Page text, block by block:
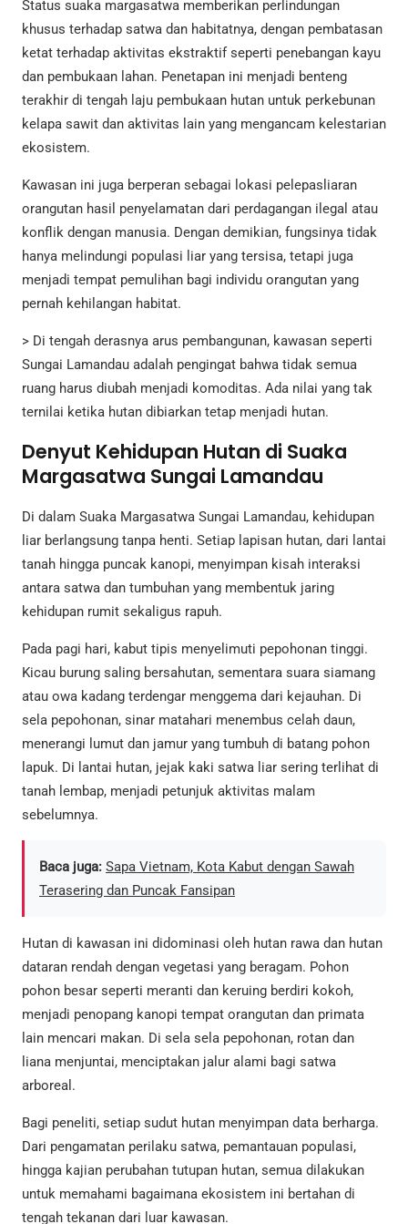
Status suaka margasatwa memberikan perlindungan
khusus terhadap satwa dan habitatnya, dengan pembatasan
ketat terhadap aktivitas ekstraktif seperti penebangan kayu
dan pembukaan lahan. Penetapan ini menjadi benteng
terakhir di tengah laju pembukaan hutan untuk perkebunan
kelapa sawit dan aktivitas lain yang mengancam kelestarian
ekosistem.
Kawasan ini juga berperan sebagai lokasi pelepasliaran
orangutan hasil penyelamatan dari perdagangan ilegal atau
konflik dengan manusia. Dengan demikian, fungsinya tidak
hanya melindungi populasi liar yang tersisa, tetapi juga
menjadi tempat pemulihan bagi individu orangutan yang
pernah kehilangan habitat.
> Di tengah derasnya arus pembangunan, kawasan seperti
Sungai Lamandau adalah pengingat bahwa tidak semua
ruang harus diubah menjadi komoditas. Ada nilai yang tak
ternilai ketika hutan dibiarkan tetap menjadi hutan.
Denyut Kehidupan Hutan di Suaka
Margasatwa Sungai Lamandau
Di dalam Suaka Margasatwa Sungai Lamandau, kehidupan
liar berlangsung tanpa henti. Setiap lapisan hutan, dari lantai
tanah hingga puncak kanopi, menyimpan kisah interaksi
antara satwa dan tumbuhan yang membentuk jaring
kehidupan rumit sekaligus rapuh.
Pada pagi hari, kabut tipis menyelimuti pepohonan tinggi.
Kicau burung saling bersahutan, sementara suara siamang
atau owa kadang terdengar menggema dari kejauhan. Di
sela pepohonan, sinar matahari menembus celah daun,
menerangi lumut dan jamur yang tumbuh di batang pohon
lapuk. Di lantai hutan, jejak kaki satwa liar sering terlihat di
tanah lembap, menjadi petunjuk aktivitas malam
sebelumnya.
Baca juga: Sapa Vietnam, Kota Kabut dengan Sawah
Terasering dan Puncak Fansipan
Hutan di kawasan ini didominasi oleh hutan rawa dan hutan
dataran rendah dengan vegetasi yang beragam. Pohon
pohon besar seperti meranti dan keruing berdiri kokoh,
menjadi penopang kanopi tempat orangutan dan primata
lain mencari makan. Di sela sela pepohonan, rotan dan
liana menjuntai, menciptakan jalur alami bagi satwa
arboreal.
Bagi peneliti, setiap sudut hutan menyimpan data berharga.
Dari pengamatan perilaku satwa, pemantauan populasi,
hingga kajian perubahan tutupan hutan, semua dilakukan
untuk memahami bagaimana ekosistem ini bertahan di
tengah tekanan dari luar kawasan.